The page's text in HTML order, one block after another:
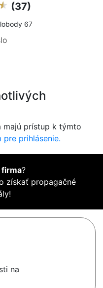
(37)
67
majú prístup k týmto
pre prihlásenie.
firma?
získať propagačné
na